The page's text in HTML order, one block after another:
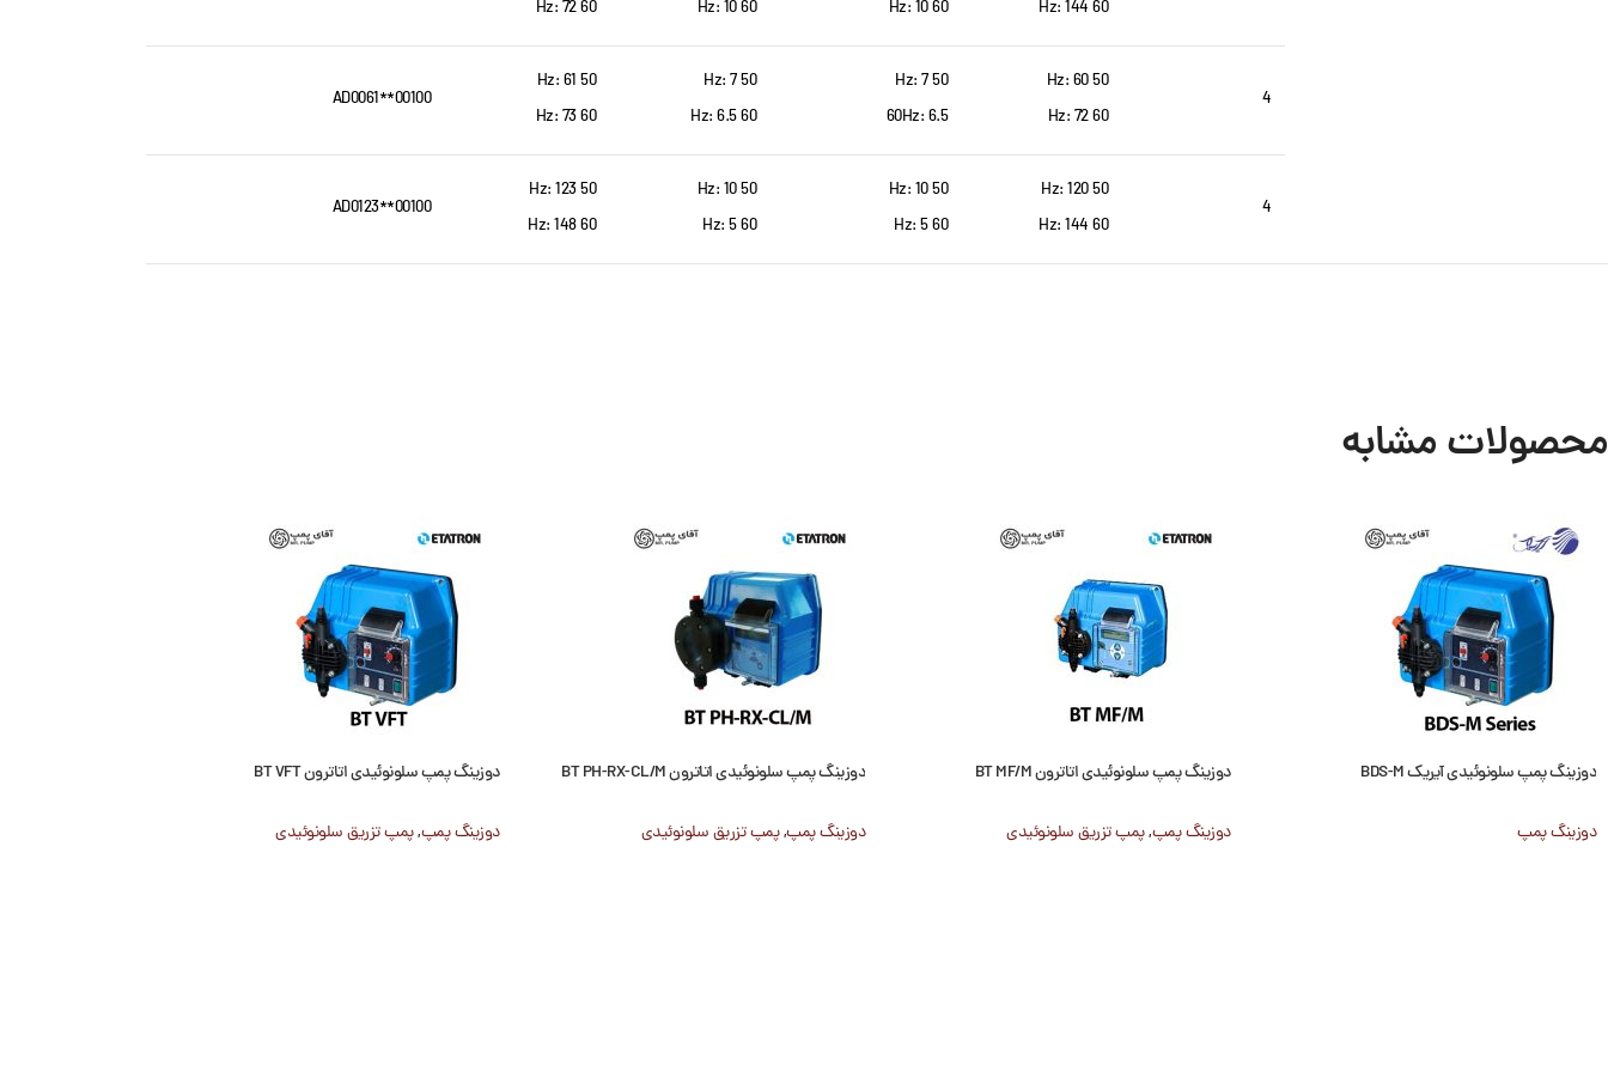
60 Hz: 144
60 Hz: 10
60 Hz: 10
60 Hz: 72
4
50 Hz: 60
60 Hz: 72
50 Hz: 7
60Hz: 6.5
50 Hz: 7
60 Hz: 6.5
50 Hz: 61
60 Hz: 73
AD0061**00100
4
50 Hz: 120
60 Hz: 144
50 Hz: 10
60 Hz: 5
50 Hz: 10
60 Hz: 5
50 Hz: 123
60 Hz: 148
AD0123**00100
محصولات مشابه
دوزینگ پمپ سلونوئیدی آیریک BDS-M
دوزینگ پمپ
دوزینگ پمپ سلونوئیدی اتاترون BT MF/M
دوزینگ پمپ,پمپ تزریق سلونوئیدی
دوزینگ پمپ سلونوئیدی اتاترون BT PH-RX-CL/M
دوزینگ پمپ,پمپ تزریق سلونوئیدی
دوزینگ پمپ سلونوئیدی اتاترون BT VFT
دوزینگ پمپ,پمپ تزریق سلونوئیدی